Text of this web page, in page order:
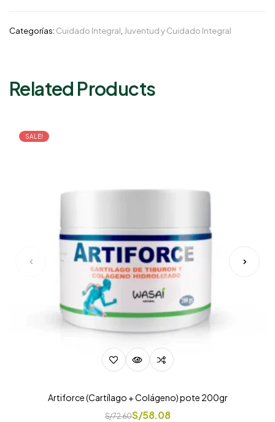
Categorías: Cuidado Integral Juventud y Cuidado Integral
Related Products
SALE!
Artiforce (Cartílago + Colágeno) pote 200gr
S/72.60S/58.08